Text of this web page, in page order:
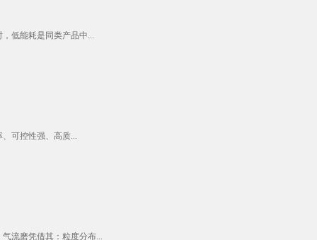
低能耗是同类产品中...
可控性强、高质...
流磨凭借其：粒度分布...